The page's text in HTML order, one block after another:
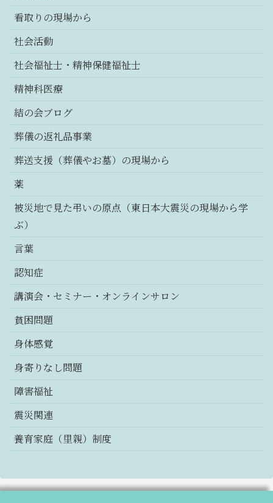
看取りの現場から
社会活動
社会福祉士・精神保健福祉士
精神科医療
結の会ブログ
葬儀の返礼品事業
葬送支援（葬儀やお墓）の現場から
薬
被災地で見た弔いの原点（東日本大震災の現場から学
ぶ）
言葉
認知症
講演会・セミナー・オンラインサロン
貧困問題
身体感覚
身寄りなし問題
障害福祉
震災関連
養育家庭（里親）制度